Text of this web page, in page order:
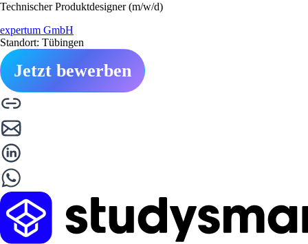
Technischer Produktdesigner (m/w/d)
expertum GmbH
Standort: Tübingen
Jetzt bewerben